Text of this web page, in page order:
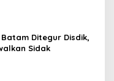
Ditegur Disdik,
Sidak